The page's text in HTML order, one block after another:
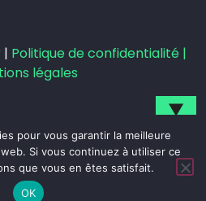
| Politique de confidentialité |
légales
▼
suivre notre actualité.
pour vous garantir la meilleure
Si vous continuez à utiliser ce
que vous en êtes satisfait.
OK